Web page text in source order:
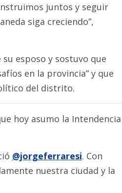
juntos y seguir
siga creciendo”,
esposo y sostuvo que
en la provincia” y que
del distrito.
hoy asumo la Intendencia
@jorgeferraresi. Con
nuestra ciudad y la